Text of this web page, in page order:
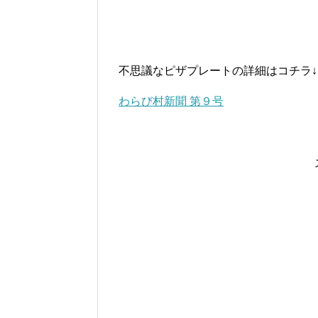
不思議なピザプレートの詳細はコチラ
わらび村新聞 第９号